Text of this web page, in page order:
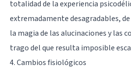
totalidad de la experiencia
extremadamente desagradables,
la magia de las alucinaciones y las
trago del que resulta imposible
4. Cambios fisiológicos